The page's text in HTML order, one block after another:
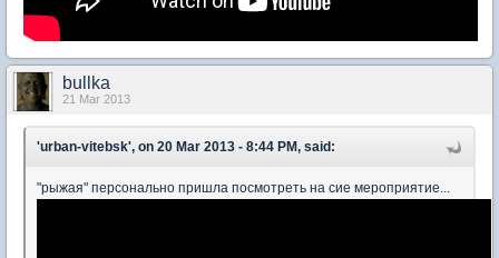
bullka
21 Mar 2013
'urban-vitebsk', on 20 Mar 2013 - 8:44 PM, said:
"рыжая" персонально пришла посмотреть на сие мероприятие...